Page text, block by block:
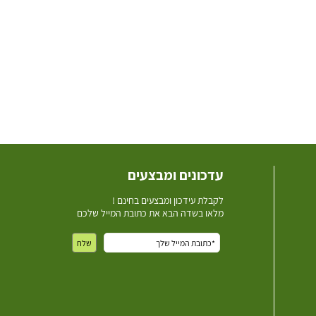
עדכונים ומבצעים
לקבלת עידכון ומבצעים בחינם !
מלאו בשדה הבא את כתובת המייל שלכם